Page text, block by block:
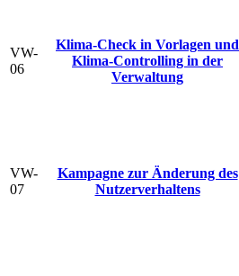
VW-
06
Klima-Check in Vorlagen und
Klima-Controlling in der
Verwaltung
VW-
07
Kampagne zur Änderung des
Nutzerverhaltens